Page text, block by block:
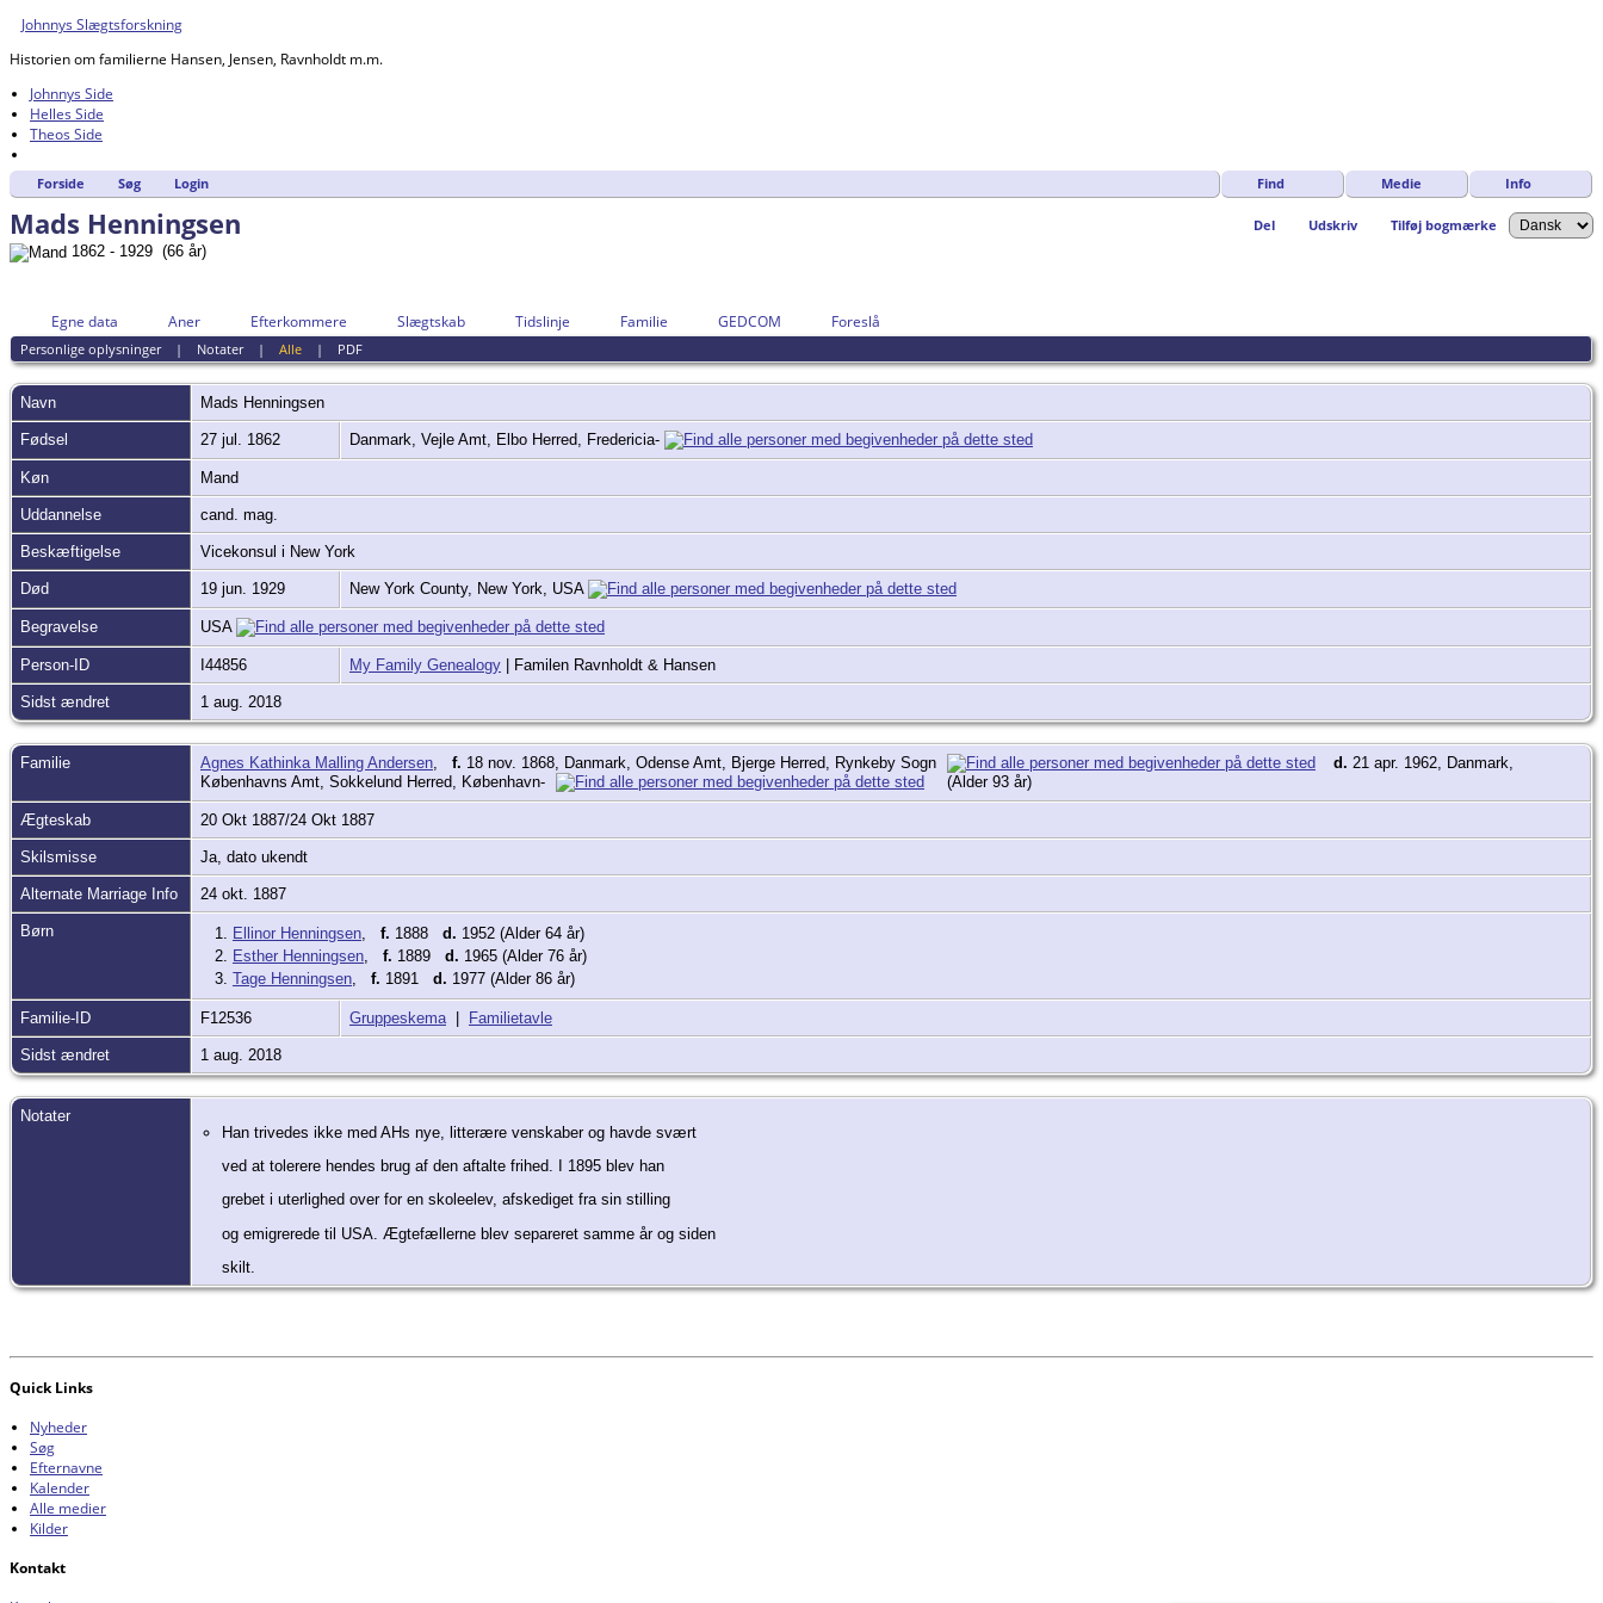
Johnnys Slægtsforskning
Historien om familierne Hansen, Jensen, Ravnholdt m.m.
Johnnys Side
Helles Side
Theos Side
Find Medie Info
Forside Søg Login
Del Udskriv Tilføj bogmærke
Mads Henningsen
1862 - 1929 (66 år)
Egne data Aner Efterkommere Slægtskab Tidslinje Familie GEDCOM Foreslå
Personlige oplysninger| Notater| Alle| PDF
Navn Mads Henningsen
Fødsel 27 jul. 1862 Danmark, Vejle Amt, Elbo Herred, Fredericia-
Køn Mand
Uddannelse cand. mag.
Beskæftigelse Vicekonsul i New York
Død 19 jun. 1929 New York County, New York, USA
Begravelse USA
Person-ID I44856 My Family Genealogy | Familen Ravnholdt & Hansen
Sidst ændret 1 aug. 2018
Familie Agnes Kathinka Malling Andersen, f. 18 nov. 1868, Danmark, Odense Amt, Bjerge Herred, Rynkeby Sogn d. 21 apr. 1962, Danmark,
Københavns Amt, Sokkelund Herred, København-
(Alder 93 år)
Ægteskab 20 Okt 1887/24 Okt 1887
Skilsmisse Ja, dato ukendt
Alternate Marriage Info 24 okt. 1887
Børn 1. Ellinor Henningsen, f. 1888 d. 1952 (Alder 64 år)
2. Esther Henningsen, f. 1889 d. 1965 (Alder 76 år)
3. Tage Henningsen, f. 1891 d. 1977 (Alder 86 år)
Familie-ID F12536 Gruppeskema| Familietavle
Sidst ændret 1 aug. 2018
Notater
Han trivedes ikke med AHs nye, litterære venskaber og havde svært
ved at tolerere hendes brug af den aftalte frihed. I 1895 blev han
grebet i uterlighed over for en skoleelev, afskediget fra sin stilling
og emigrerede til USA. Ægtefællerne blev separeret samme år og siden
skilt.
Quick Links
Nyheder
Søg
Efternavne
Kalender
Alle medier
Kilder
Kontakt